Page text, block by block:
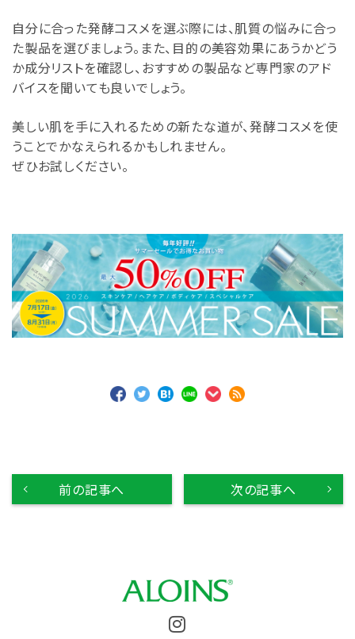
自分に合った発酵コスメを選ぶ際には、肌質の悩みに合っ
た製品を選びましょう。また、目的の美容効果にあうかどう
か成分リストを確認し、おすすめの製品など専門家のアド
バイスを聞いても良いでしょう。
美しい肌を手に入れるための新たな道が、発酵コスメを使
うことでかなえられるかもしれません。
ぜひお試しください。
前の記事へ 次の記事へ